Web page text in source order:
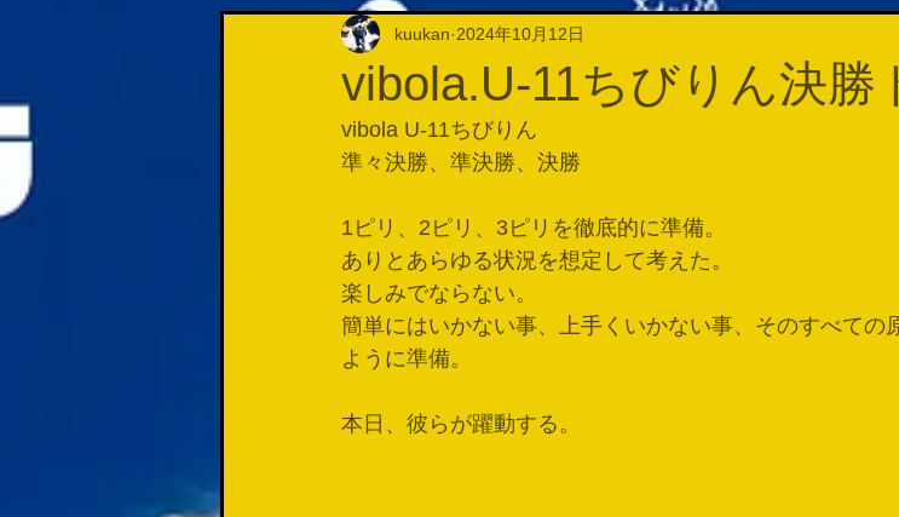
vibola.U-11ちびりん決勝
kuukan 2024年10月12日
vibola U-11ちびりん
準々決勝、準決勝、決勝
1ピリ、2ピリ、3ピリを徹底的に準備。
ありとあらゆる状況を想定して考えた。
楽しみでならない。
簡単にはいかない事、上手くいかない事、そのすべての
ように準備。
本日、彼らが躍動する。